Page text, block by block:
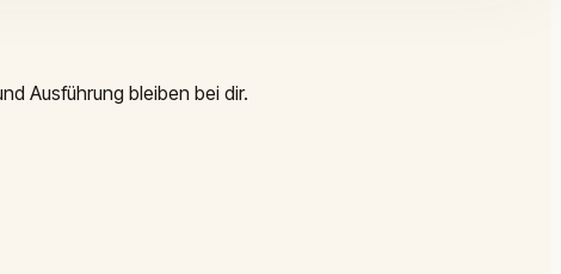
Ausführung bleiben bei dir.